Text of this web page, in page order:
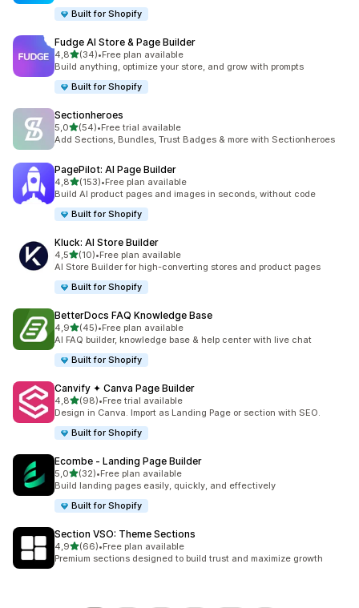
Built for Shopify
Fudge AI Store & Page Builder
4,85 yıldız üzerinden
(34)
toplam 34 değerlendirme
•Free plan available
Build anything, optimize your store, and grow with prompts
Built for Shopify
Sectionheroes
5,05 yıldız üzerinden
(54)
toplam 54 değerlendirme
•Free trial available
Add Sections, Bundles, Trust Badges & more with Sectionheroes
PagePilot: AI Page Builder
4,85 yıldız üzerinden
(153)
toplam 153 değerlendirme
•Free plan available
Build AI product pages and images in seconds, without code
Built for Shopify
Kluck: AI Store Builder
4,55 yıldız üzerinden
(10)
toplam 10 değerlendirme
•Free plan available
AI Store Builder for high-converting stores and product pages
Built for Shopify
BetterDocs FAQ Knowledge Base
4,95 yıldız üzerinden
(45)
toplam 45 değerlendirme
•Free plan available
AI FAQ builder, knowledge base & help center with live chat
Built for Shopify
Canvify ✦ Canva Page Builder
4,85 yıldız üzerinden
(98)
toplam 98 değerlendirme
•Free trial available
Design in Canva. Import as Landing Page or section with SEO.
Built for Shopify
Ecombe ‑ Landing Page Builder
5,05 yıldız üzerinden
(32)
toplam 32 değerlendirme
•Free plan available
Build landing pages easily, quickly, and effectively
Built for Shopify
Section VSO: Theme Sections
4,95 yıldız üzerinden
(66)
toplam 66 değerlendirme
•Free plan available
Premium sections designed to build trust and maximize growth